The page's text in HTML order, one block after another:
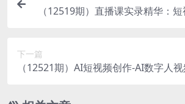
（12519期）直播课实录精华：
下一篇
（12521期）AI短视频创作-AI数字人